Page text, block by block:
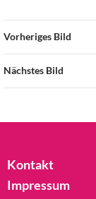
Vorheriges Bild
Nächstes Bild
Kontakt
Impressum